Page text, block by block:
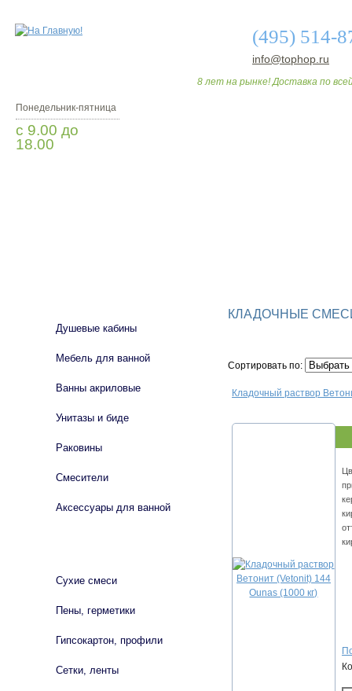
(495) 514-
info@tophop.ru
8 лет на рынке! Доставка по
Понедельник-пятница
с 9.00 до
18.00
КЛАДОЧНЫЕ
Сортировать по:
Кладочный раствор
Душевые кабины
Мебель для ванной
Ванны акриловые
Унитазы и биде
Раковины
Смесители
Аксессуары для ванной
Сухие смеси
Пены, герметики
Гипсокартон, профили
Сетки, ленты